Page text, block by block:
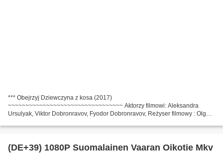
*** Obejrzyj Dziewczyna z kosa (2017)
~~~~~~~~~~~~~~~~~~~~~~~~~~~~~~~~~ Aktorzy filmowi: Aleksandra
Ursulyak, Viktor Dobronravov, Fyodor Dobronravov, Reżyser filmowy : Olga
Tytuł filmu:...
(DE+39) 1080P Suomalainen Vaaran Oikotie Mkv